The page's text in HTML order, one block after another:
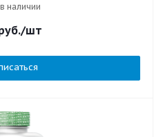
наличии
/шт